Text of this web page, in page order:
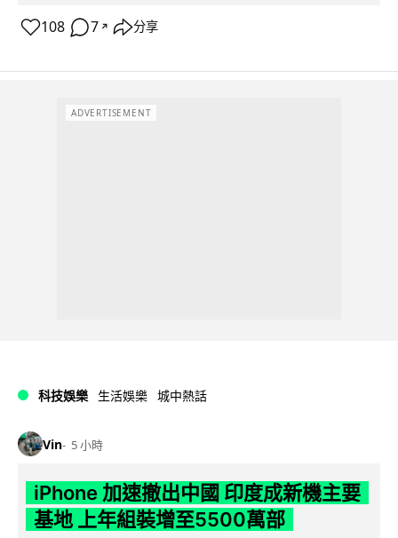
108 7 ↗ 分享
ADVERTISEMENT
科技娛樂 生活娛樂 城中熱話
Vin 5 小時
iPhone 加速撤出中國 印度成新機主要
基地 上年組裝增至5500萬部